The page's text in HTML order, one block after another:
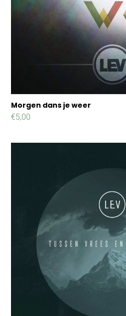
Morgen dans je weer
€5,00